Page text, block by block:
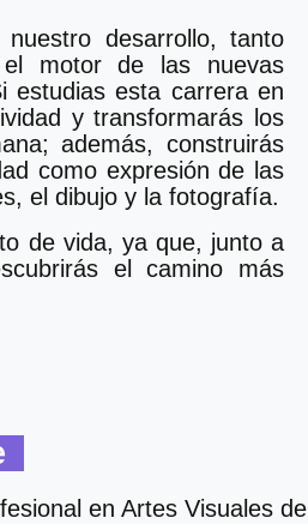
desarrollo, tanto
motor de las nuevas
estudias esta carrera en
y transformarás los
además, construirás
como expresión de las
el dibujo y la fotografía.
de vida, ya que, junto a
el camino más
en Artes Visuales de